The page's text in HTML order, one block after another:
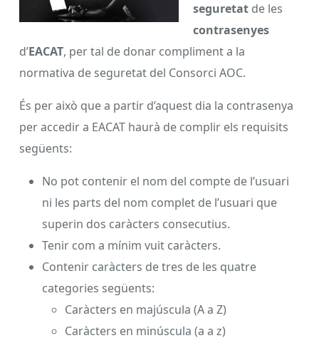
seguretat de les
contrasenyes
d’EACAT, per tal de donar compliment a la
normativa de seguretat del Consorci AOC.
És per això que a partir d’aquest dia la contrasenya
per accedir a EACAT haurà de complir els requisits
següents:
No pot contenir el nom del compte de l’usuari
ni les parts del nom complet de l’usuari que
superin dos caràcters consecutius.
Tenir com a mínim vuit caràcters.
Contenir caràcters de tres de les quatre
categories següents:
Caràcters en majúscula (A a Z)
Caràcters en minúscula (a a z)